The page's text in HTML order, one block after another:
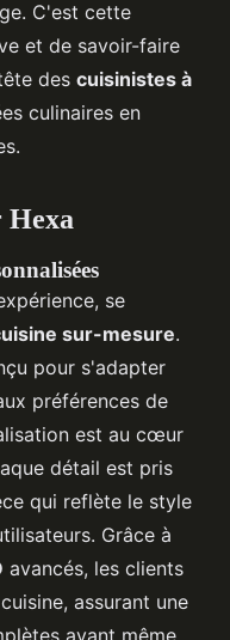
C'est cette
et de savoir-faire
des cuisinistes à
culinaires en
Hexa
se
sur-mesure.
pour s'adapter
préférences de
est au cœur
détail est pris
qui reflète le style
Grâce à
avancés, les clients
assurant une
avant même